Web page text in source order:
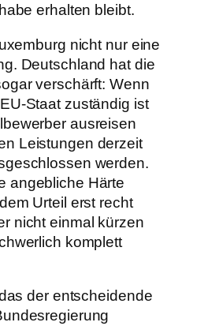
erhalten bleibt.
nicht nur eine
Deutschland hat die
verschärft: Wenn
Staat zuständig ist
ausreisen
Leistungen derzeit
werden.
angebliche Härte
Urteil erst recht
nicht einmal kürzen
komplett
der entscheidende